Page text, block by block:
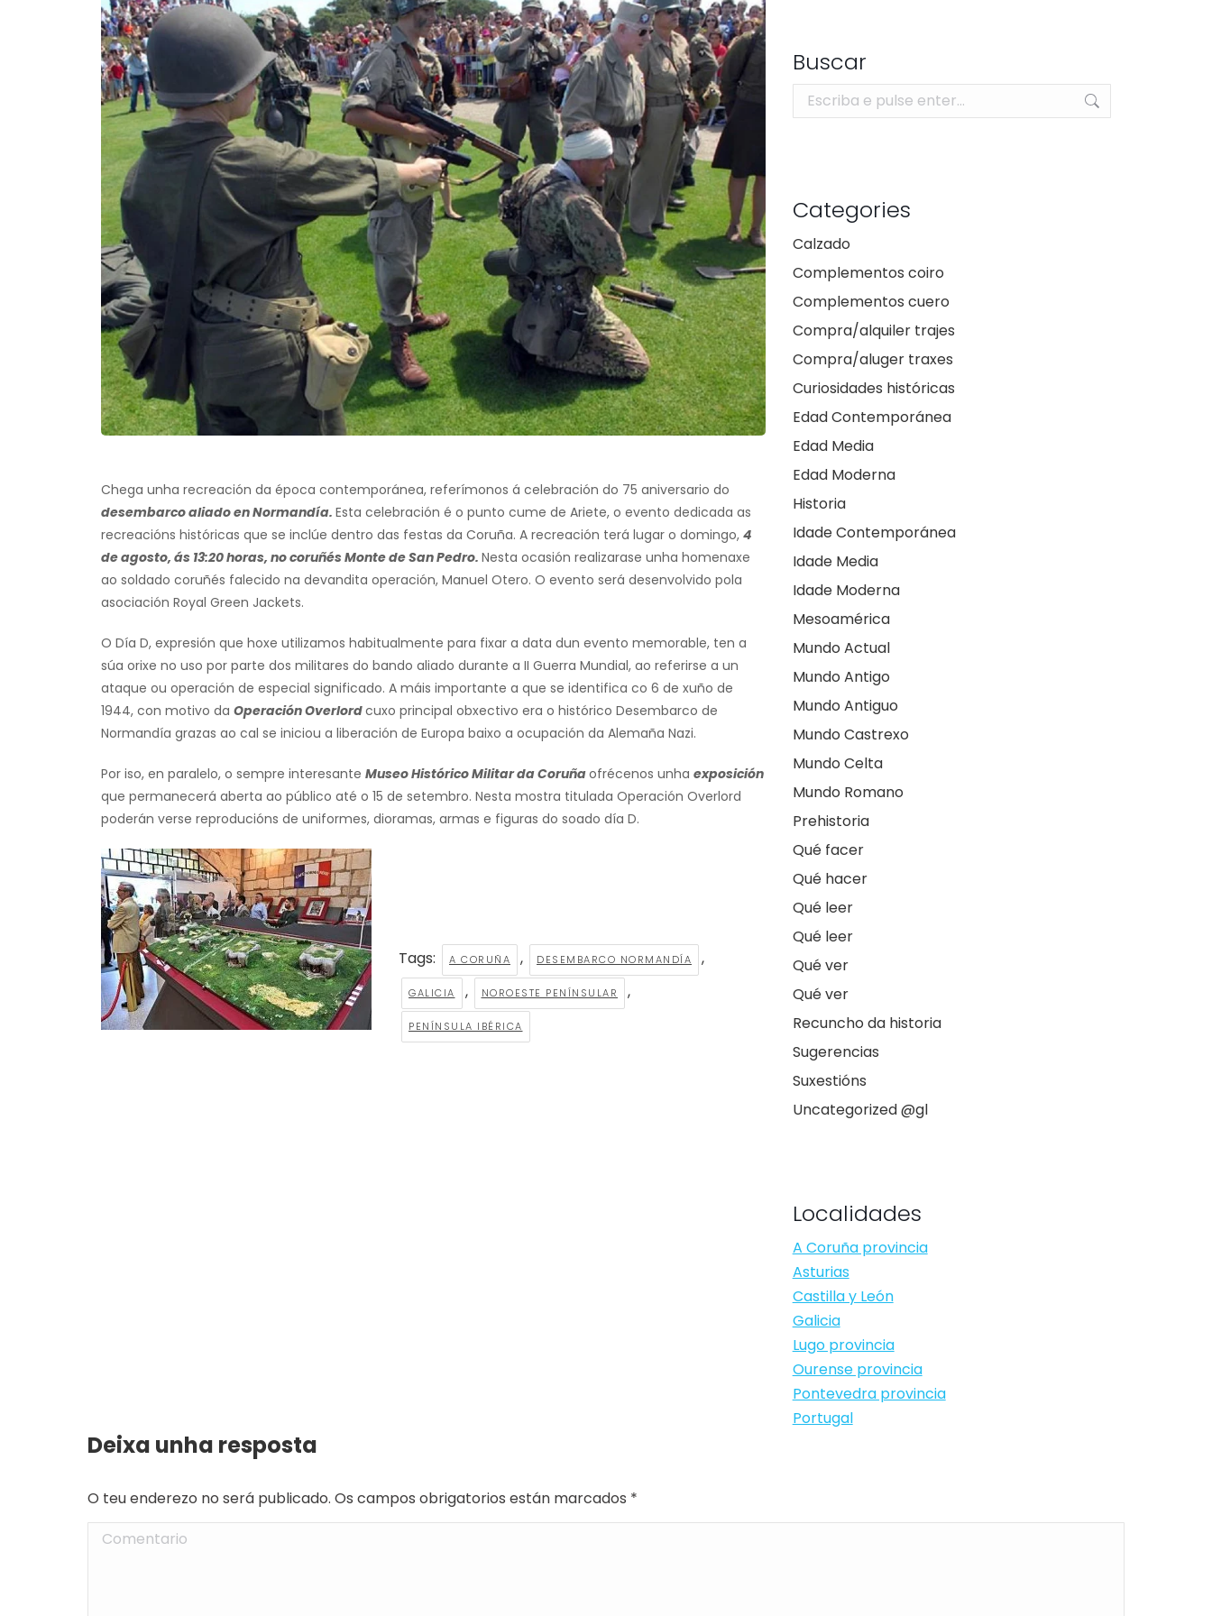
Chega unha recreación da época contemporánea, referímonos á celebración do 75 aniversario do
desembarco aliado en Normandía. Esta celebración é o punto cume de Ariete, o evento dedicada as
recreacións históricas que se inclúe dentro das festas da Coruña. A recreación terá lugar o domingo, 4
de agosto, ás 13:20 horas, no coruñés Monte de San Pedro. Nesta ocasión realizarase unha homenaxe
ao soldado coruñés falecido na devandita operación, Manuel Otero. O evento será desenvolvido pola
asociación Royal Green Jackets.
O Día D, expresión que hoxe utilizamos habitualmente para fixar a data dun evento memorable, ten a
súa orixe no uso por parte dos militares do bando aliado durante a II Guerra Mundial, ao referirse a un
ataque ou operación de especial significado. A máis importante a que se identifica co 6 de xuño de
1944, con motivo da Operación Overlordcuxo principal obxectivo era o histórico Desembarco de
Normandía grazas ao cal se iniciou a liberación de Europa baixo a ocupación da Alemaña Nazi.
Por iso, en paralelo, o sempre interesante Museo Histórico Militar da Coruñaofrécenos unha exposición
que permanecerá aberta ao público até o 15 de setembro. Nesta mostra titulada Operación Overlord
poderán verse reproducións de uniformes, dioramas, armas e figuras do soado día D.
Tags: A CORUÑA , DESEMBARCO NORMANDÍA ,
GALICIA , NOROESTE PENÍNSULAR ,
PENÍNSULA IBÉRICA
Buscar
Search:
Categories
Calzado
Complementos coiro
Complementos cuero
Compra/alquiler trajes
Compra/aluger traxes
Curiosidades históricas
Edad Contemporánea
Edad Media
Edad Moderna
Historia
Idade Contemporánea
Idade Media
Idade Moderna
Mesoamérica
Mundo Actual
Mundo Antigo
Mundo Antiguo
Mundo Castrexo
Mundo Celta
Mundo Romano
Prehistoria
Qué facer
Qué hacer
Qué leer
Qué leer
Qué ver
Qué ver
Recuncho da historia
Sugerencias
Suxestións
Uncategorized @gl
Localidades
A Coruña provincia
Asturias
Castilla y León
Galicia
Lugo provincia
Ourense provincia
Pontevedra provincia
Portugal
Deixa unha resposta
O teu enderezo no será publicado. Os campos obrigatorios están marcados *
Comentario